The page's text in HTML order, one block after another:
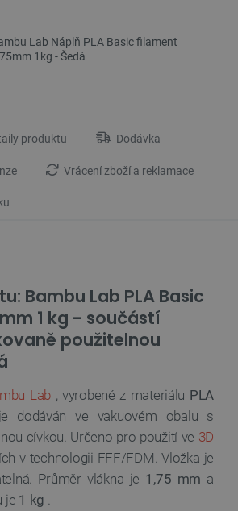
Lab Náplň PLA Basic filament
1kg - Šedá
produktu Dodávka
Vrácení zboží a reklamace
Bambu Lab PLA Basic
1 kg - součástí
použitelnou
Lab, vyrobené z materiálu PLA
dodáván ve vakuovém obalu s
cívkou. Určeno pro použití ve 3D
v technologii FFF/FDM. Vložka je
Průměr vlákna je 1,75 mm a
je 1 kg